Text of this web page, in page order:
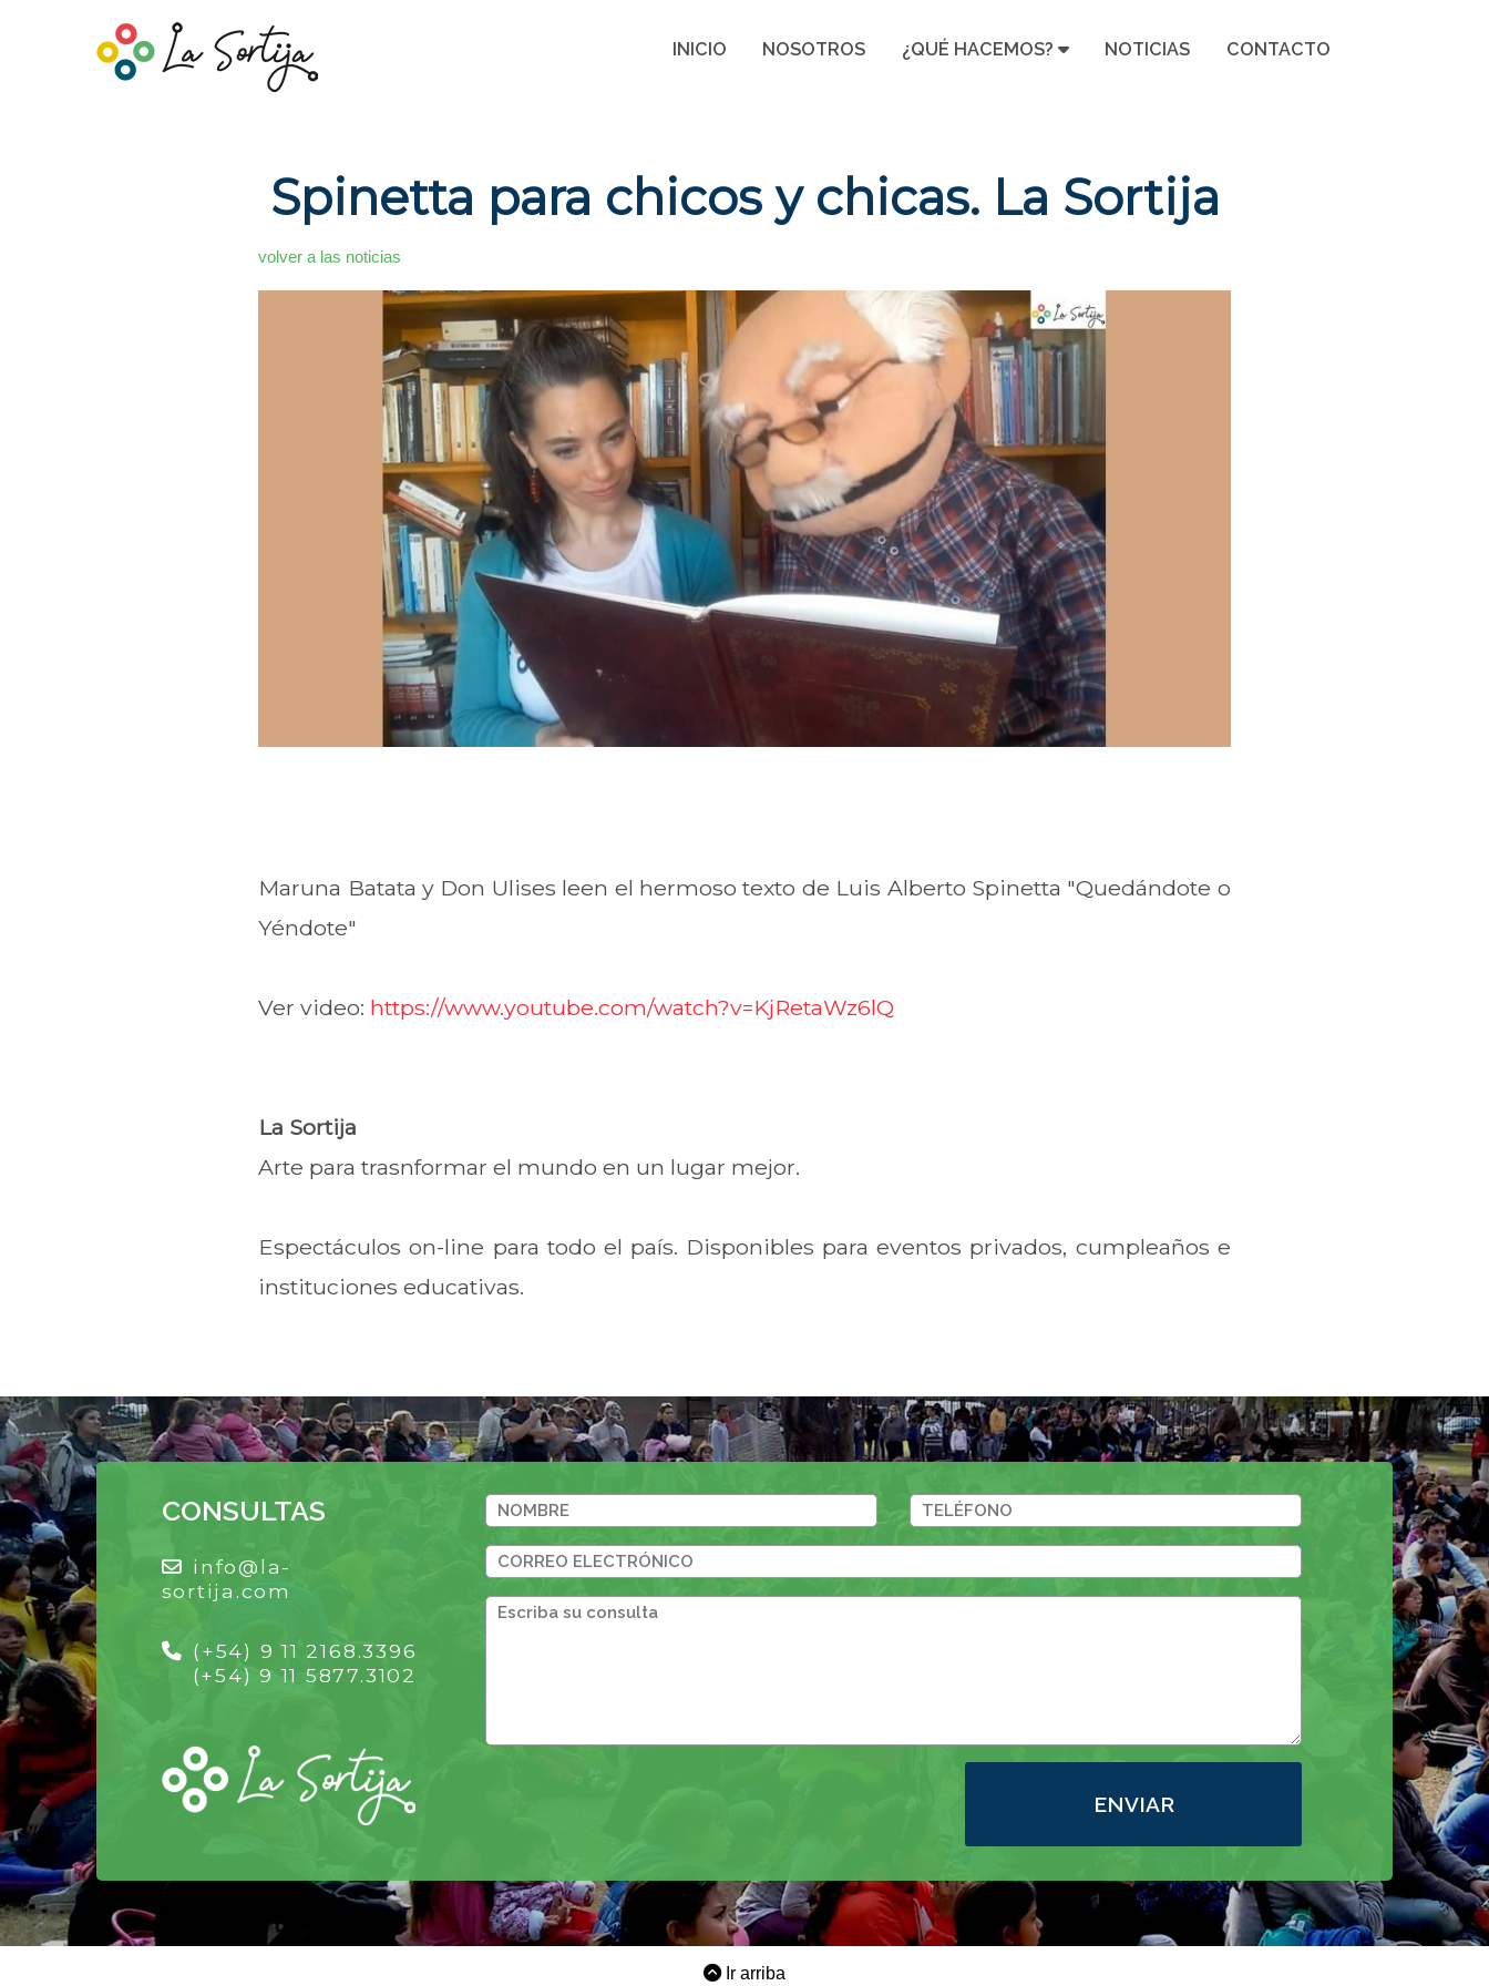
INICIO NOSOTROS ¿QUÉ HACEMOS? NOTICIAS CONTACTO
Spinetta para chicos y chicas. La Sortija
volver a las noticias
Maruna Batata y Don Ulises leen el hermoso texto de Luis Alberto Spinetta "Quedándote o
Yéndote"
Ver video: https://www.youtube.com/watch?v=KjRetaWz6lQ
La Sortija
Arte para trasnformar el mundo en un lugar mejor.
Espectáculos on-line para todo el país. Disponibles para eventos privados, cumpleaños e
instituciones educativas.
CONSULTAS
info@la-
sortija.com
(+54) 9 11 2168.3396
(+54) 9 11 5877.3102
ENVIAR
Ir arriba